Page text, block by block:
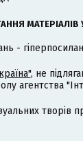
МАТЕРІАЛІВ
-
, не
агентства